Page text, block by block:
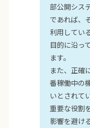
部公開シス
であれば、
利用してい
目的に沿っ
ます。
また、正確
番稼働中の
いとされて
重要な役割
影響を避け